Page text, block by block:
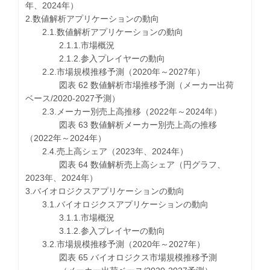
年、2024年）
2.数値解析アプリケーションの動向
2.1.数値解析アプリケーションの動向
2.1.1.市場概況
2.1.2.参入プレイヤーの動向
2.2.市場規模推移予測（2020年～2027年）
図表 62 数値解析市場推移予測（メーカー出荷
ベース/2020-2027予測）
2.3.メーカー別売上高推移（2022年～2024年）
図表 63 数値解析メーカー別売上高の推移
（2022年～2024年）
2.4.売上高シェア（2023年、2024年）
図表 64 数値解析売上高シェア（円グラフ、
2023年、2024年）
3.バイオロジクスアプリケーションの動向
3.1.バイオロジクスアプリケーションの動向
3.1.1.市場概況
3.1.2.参入プレイヤーの動向
3.2.市場規模推移予測（2020年～2027年）
図表 65 バイオロジクス市場規模推移予測